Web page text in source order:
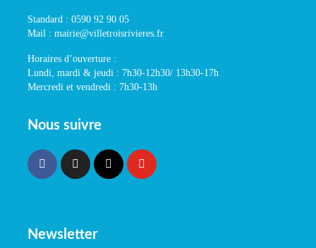
Standard : 0590 92 90 05
Mail : mairie@villetroisrivieres.fr
Horaires d’ouverture :
Lundi, mardi & jeudi : 7h30-12h30/ 13h30-17h
Mercredi et vendredi : 7h30-13h
Nous suivre
Newsletter